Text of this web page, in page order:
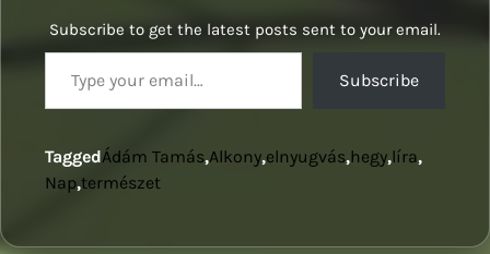
Subscribe to get the latest posts sent to your email.
Type your email…
Subscribe
TaggedÁdám Tamás,Alkony,elnyugvás,hegy,líra,
Nap,természet